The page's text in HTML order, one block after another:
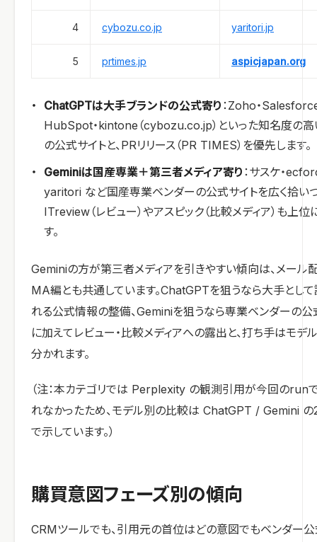
4 cybozu.co.jp yaritori.jp
5 prtimes.jp aspicjapan.org
ChatGPTは大手ブランドの公式寄り ：Zoho・
HubSpot・kintone（cybozu.co.jp）といった知名度の
の公式サイトと、PRリリース（PR TIMES）を優先します。
Geminiは国産専業＋第三者メディア寄り ：サスケ・
yaritori など国産専業ベンダーの公式サイトを広く拾いつ
ITreview（レビュー）やアスピック（比較メディア）も上位
す。
Geminiの方が第三者メディアを引きやすい傾向は、メール
MA編とも共通しています。ChatGPTを狙うなら大手とし
れる公式情報の整備、Geminiを狙うなら専業ベンダーの公
に加えてレビュー・比較メディアへの露出と、打ち手はモデ
分かれます。
（注：本カテゴリでは Perplexity の観測引用が今回のrun
れなかったため、モデル別の比較は ChatGPT / Gemini の
で示しています。）
購買意図フェーズ別の傾向
CRMツールでも、引用元の首位はどの意図でもベンダー